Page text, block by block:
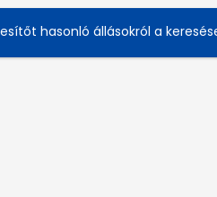
hasonló állásokról a